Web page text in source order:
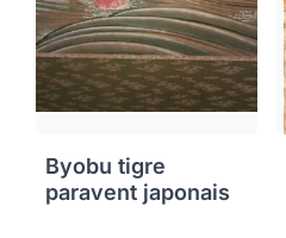
Byobu tigre
paravent japonais